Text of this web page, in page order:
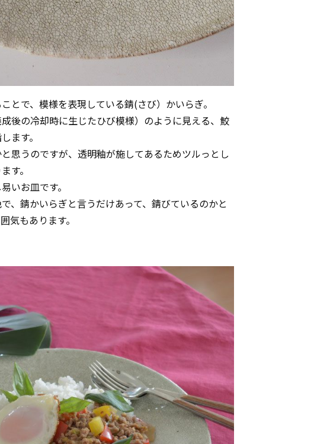
とで、模様を表現している錆(さび）かいらぎ。
後の冷却時に生じたひび模様）のように見える、鮫
ます。
思うのですが、透明釉が施してあるためツルっとし
す。
いお皿です。
、錆かいらぎと言うだけあって、錆びているのかと
気もあります。